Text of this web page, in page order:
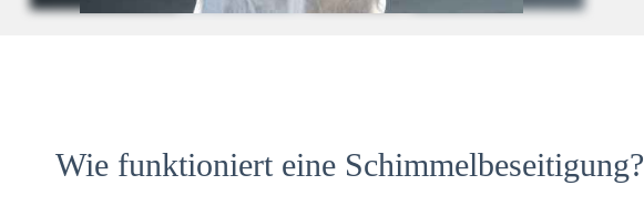
Wie funktioniert eine Schimmelbeseitigung?